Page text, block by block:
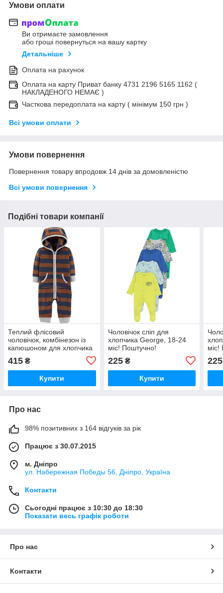
Умови оплати
Ви отримаєте замовлення
або гроші повернуться на вашу картку
Детальніше
Оплата на рахунок
Оплата на карту Приват банку 4731 2196 5165 1162 (
НАКЛАДЕНОГО НЕМАЄ )
Часткова передоплата на карту ( мінімум 150 грн )
Всі умови оплати
Умови повернення
Повернення товару впродовж 14 днів за домовленістю
Всі умови повернення
Подібні товари компанії
Теплий флісовий
чоловічок, комбінезон із
капюшоном для хлопчика
відомого бренда США, 9
міс! Заміри.
415 ₴
Купити
Чоловічок сліп для
хлопчика George, 18-24
міс! Поштучно!
225₴
Купити
міс!
225
Про нас
98% позитивних з 164 відгуків за рік
Працює з 30.07.2015
м. Дніпро
ул. Набережная Победы 56, Дніпро, Україна
Контакти
Сьогодні працює з 10:30 до 18:30
Показати весь графік роботи
Про нас
Контакти